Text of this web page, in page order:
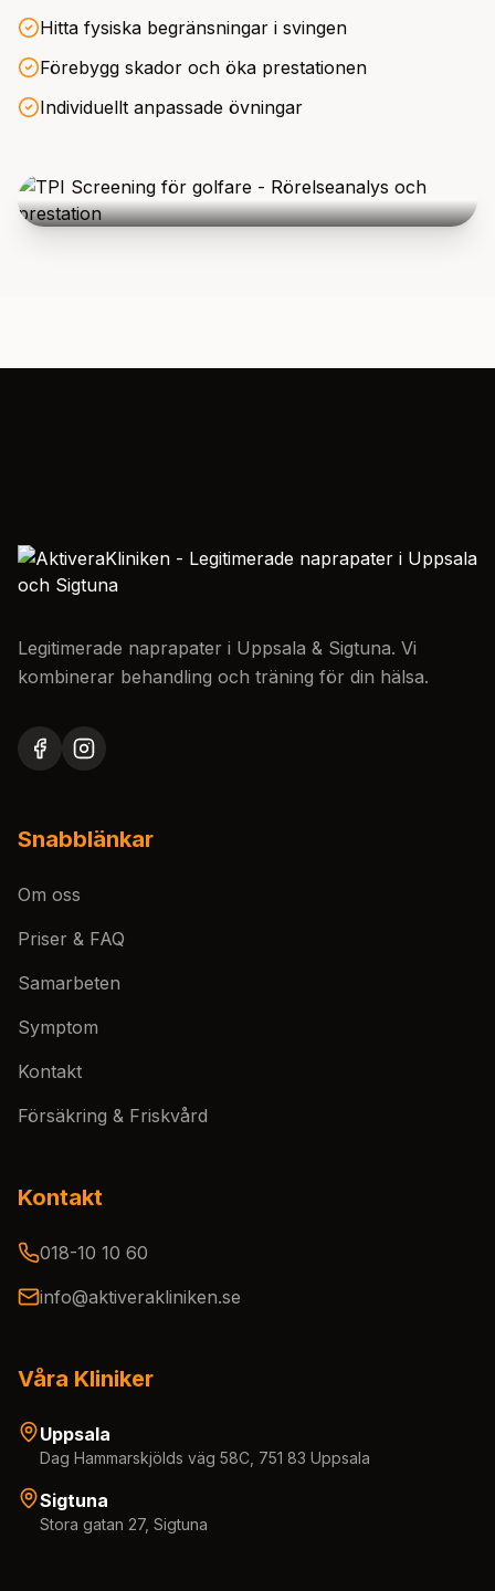
Hitta fysiska begränsningar i svingen
Förebygg skador och öka prestationen
Individuellt anpassade övningar
Legitimerade naprapater i Uppsala & Sigtuna. Vi
kombinerar behandling och träning för din hälsa.
Snabblänkar
Om oss
Priser & FAQ
Samarbeten
Symptom
Kontakt
Försäkring & Friskvård
Kontakt
018-10 10 60
info@aktiverakliniken.se
Våra Kliniker
Uppsala
Dag Hammarskjölds väg 58C, 751 83 Uppsala
Sigtuna
Stora gatan 27, Sigtuna